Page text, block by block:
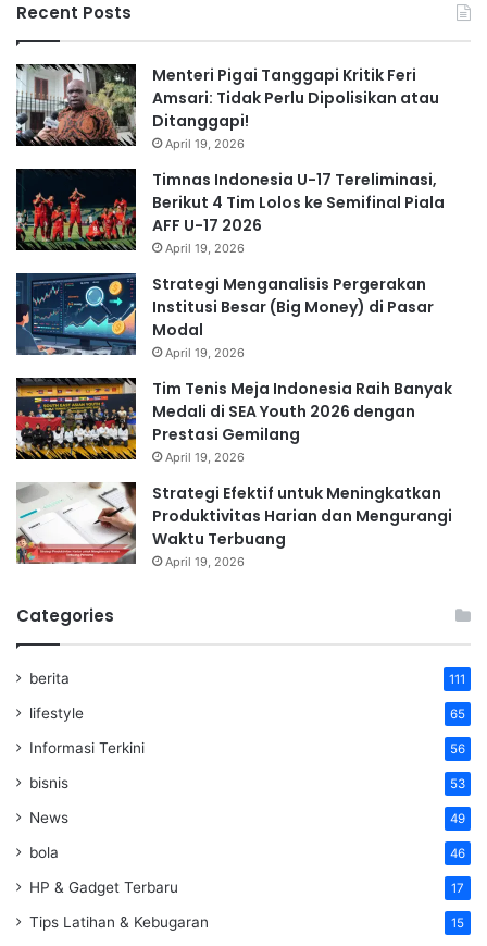
Recent Posts
Menteri Pigai Tanggapi Kritik Feri
Amsari: Tidak Perlu Dipolisikan atau
Ditanggapi!
April 19, 2026
Timnas Indonesia U-17 Tereliminasi,
Berikut 4 Tim Lolos ke Semifinal Piala
AFF U-17 2026
April 19, 2026
Strategi Menganalisis Pergerakan
Institusi Besar (Big Money) di Pasar
Modal
April 19, 2026
Tim Tenis Meja Indonesia Raih Banyak
Medali di SEA Youth 2026 dengan
Prestasi Gemilang
April 19, 2026
Strategi Efektif untuk Meningkatkan
Produktivitas Harian dan Mengurangi
Waktu Terbuang
April 19, 2026
Categories
berita 111
lifestyle 65
Informasi Terkini 56
bisnis 53
News 49
bola 46
HP & Gadget Terbaru 17
Tips Latihan & Kebugaran 15